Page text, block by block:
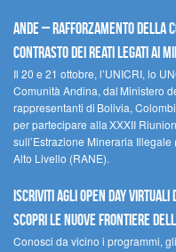
Ande – Rafforzamento della
contrasto dei reati legati ai
Il 20 e 21 ottobre, l’UNICRI, lo
Comunità Andina, dal Ministero
rappresentanti di Bolivia,
per partecipare alla XXXII
sull’Estrazione Mineraria
Alto Livello (RANE).
Iscriviti agli Open Day Virtuali
scopri le nuove frontiere
Conosci da vicino i programmi,